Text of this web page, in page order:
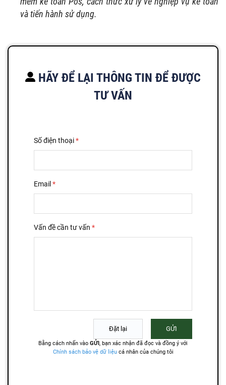
và tiến hành sử dụng.
HÃY ĐỂ LẠI THÔNG TIN ĐỂ ĐƯỢC
TƯ VẤN